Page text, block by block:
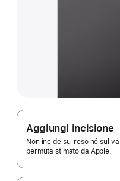
Aggiungi incisione
Non incide sul reso né sul
permuta stimato da Apple.